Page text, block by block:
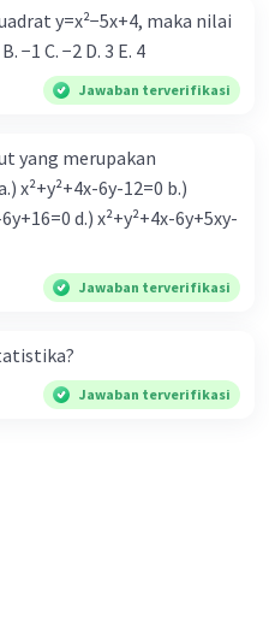
y=x²−5x+4, maka nilai
−1 C. −2 D. 3 E. 4
Jawaban terverifikasi
yang merupakan
d.) x²+y²+4x-6y+5xy-
Jawaban terverifikasi
Jawaban terverifikasi